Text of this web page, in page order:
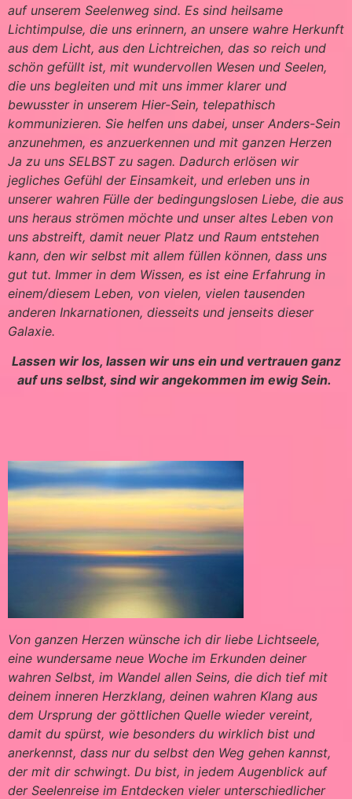
auf unserem Seelenweg sind. Es sind heilsame
Lichtimpulse, die uns erinnern, an unsere wahre Herkunft
aus dem Licht, aus den Lichtreichen, das so reich und
schön gefüllt ist, mit wundervollen Wesen und Seelen,
die uns begleiten und mit uns immer klarer und
bewusster in unserem Hier-Sein, telepathisch
kommunizieren. Sie helfen uns dabei, unser Anders-Sein
anzunehmen, es anzuerkennen und mit ganzen Herzen
Ja zu uns SELBST zu sagen. Dadurch erlösen wir
jegliches Gefühl der Einsamkeit, und erleben uns in
unserer wahren Fülle der bedingungslosen Liebe, die aus
uns heraus strömen möchte und unser altes Leben von
uns abstreift, damit neuer Platz und Raum entstehen
kann, den wir selbst mit allem füllen können, dass uns
gut tut. Immer in dem Wissen, es ist eine Erfahrung in
einem/diesem Leben, von vielen, vielen tausenden
anderen Inkarnationen, diesseits und jenseits dieser
Galaxie.
Lassen wir los, lassen wir uns ein und vertrauen ganz
auf uns selbst, sind wir angekommen im ewig Sein.
Von ganzen Herzen wünsche ich dir liebe Lichtseele,
eine wundersame neue Woche im Erkunden deiner
wahren Selbst, im Wandel allen Seins, die dich tief mit
deinem inneren Herzklang, deinen wahren Klang aus
dem Ursprung der göttlichen Quelle wieder vereint,
damit du spürst, wie besonders du wirklich bist und
anerkennst, dass nur du selbst den Weg gehen kannst,
der mit dir schwingt. Du bist, in jedem Augenblick auf
der Seelenreise im Entdecken vieler unterschiedlicher